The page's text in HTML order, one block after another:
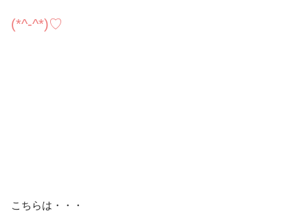
(*^-^*)♡
こちらは・・・